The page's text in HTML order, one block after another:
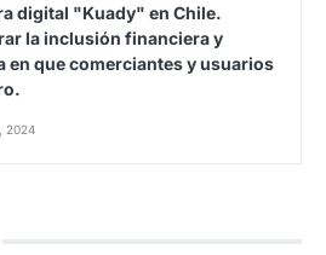
digital "Kuady" en Chile.
la inclusión financiera y
que comerciantes y usuarios
2024